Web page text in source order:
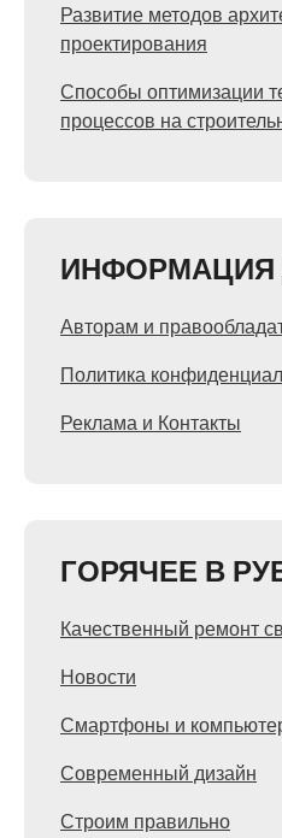
Развитие методов
проектирования
Способы оптимизации
процессов на
ИНФОРМАЦИЯ
Авторам и
Политика
Реклама и Контакты
ГОРЯЧЕЕ В
Качественный ремонт
Новости
Смартфоны и
Современный дизайн
Строим правильно